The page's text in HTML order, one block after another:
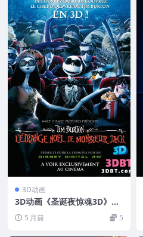
3D动画
3D动画《圣诞夜惊魂3D》左
右分屏格式 高清网盘下载
5 月前 5